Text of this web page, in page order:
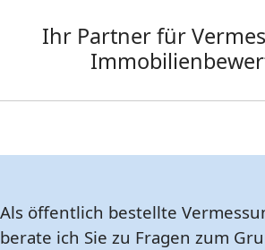
Ihr Partner für
Als öffentlich bestellte
berate ich Sie zu Fragen zum